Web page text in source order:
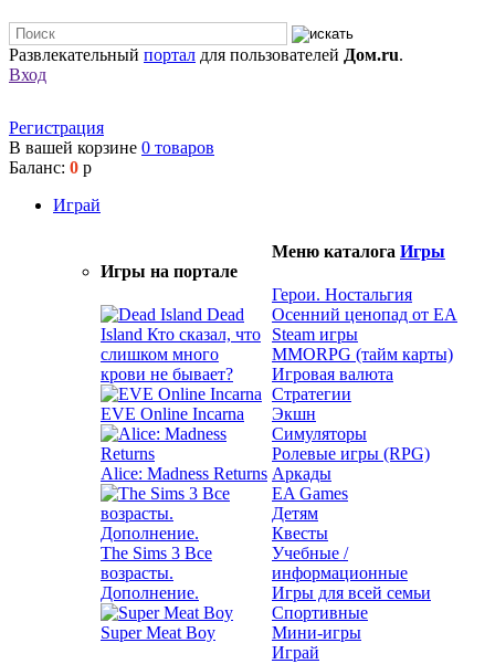
Развлекательный портал для пользователей Дом.ru.
Вход
Регистрация
В вашей корзине 0 товаров
Баланс: 0 р
Играй
Игры на портале
Dead
Island Кто сказал, что
слишком много
крови не бывает?
EVE Online Incarna
Alice: Madness Returns
The Sims 3 Все
возрасты.
Дополнение.
Super Meat Boy
Меню каталога Игры
Герои. Ностальгия
Осенний ценопад от EA
Steam игры
MMORPG (тайм карты)
Игровая валюта
Стратегии
Экшн
Симуляторы
Ролевые игры (RPG)
Аркады
EA Games
Детям
Квесты
Учебные /
информационные
Игры для всей семьи
Спортивные
Мини-игры
Играй